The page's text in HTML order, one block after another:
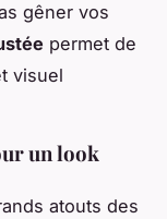
gêner vos
permet de
visuel
un look
atouts des